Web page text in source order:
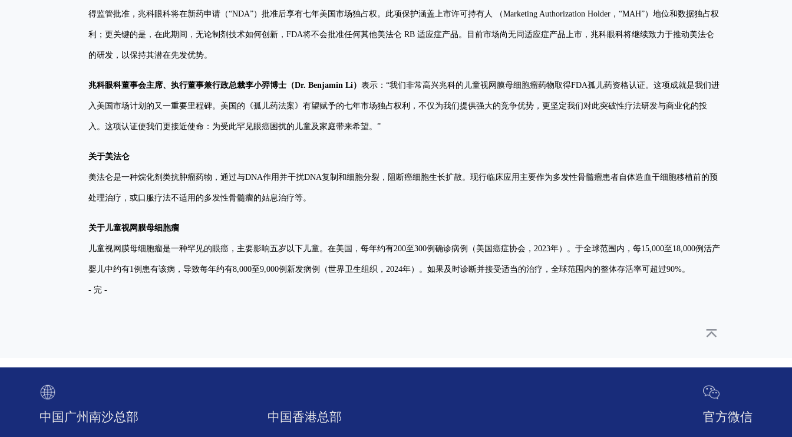
得监管批准，兆科眼科将在新药申请（“NDA”）批准后享有七年美国市场独占权。此项保护涵盖上市许可持有人 （Marketing Authorization Holder，“MAH”）地位和数据独占权
利；更关键的是，在此期间，无论制剂技术如何创新，FDA将不会批准任何其他美法仑 RB 适应症产品。目前市场尚无同适应症产品上市，兆科眼科将继续致力于推动美法仑
的研发，以保持其潜在先发优势。
兆科眼科董事会主席、执行董事兼行政总裁李小羿博士（Dr. Benjamin Li ） 表示：“我们非常高兴兆科的儿童视网膜母细胞瘤药物取得FDA孤儿药资格认证。这项成就是我们进
入美国市场计划的又一重要里程碑。美国的《孤儿药法案》有望赋予的七年市场独占权利，不仅为我们提供强大的竞争优势，更坚定我们对此突破性疗法研发与商业化的投
入。这项认证使我们更接近使命：为受此罕见眼癌困扰的儿童及家庭带来希望。”
关于美法仑
美法仑是一种烷化剂类抗肿瘤药物，通过与DNA作用并干扰DNA复制和细胞分裂，阻断癌细胞生长扩散。现行临床应用主要作为多发性骨髓瘤患者自体造血干细胞移植前的预
处理治疗，或口服疗法不适用的多发性骨髓瘤的姑息治疗等。
关于儿童视网膜母细胞瘤
儿童视网膜母细胞瘤是一种罕见的眼癌，主要影响五岁以下儿童。在美国，每年约有200至300例确诊病例（美国癌症协会，2023年）。于全球范围内，每15,000至18,000例活产
婴儿中约有1例患有该病，导致每年约有8,000至9,000例新发病例（世界卫生组织，2024年）。如果及时诊断并接受适当的治疗，全球范围内的整体存活率可超过90%。
- 完 -
中国广州南沙总部 中国香港总部 官方微信